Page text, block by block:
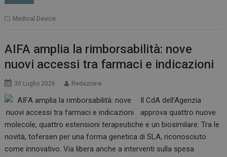
Medical Device
AIFA amplia la rimborsabilità: nove
nuovi accessi tra farmaci e indicazioni
30 Luglio 2026 Redazione
Il CdA dell’Agenzia
approva quattro nuove
molecole, quattro estensioni terapeutiche e un biosimilare. Tra le
novità, tofersen per una forma genetica di SLA, riconosciuto
come innovativo. Via libera anche a interventi sulla spesa
Google LLC
.youtube.com